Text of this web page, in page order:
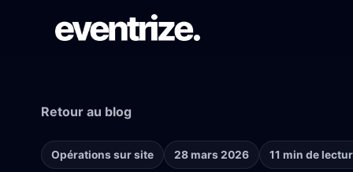
PARCOURS DE LANCEMENT
Formulaires, tarifs, paiements et
confirmations.
Retour au blog
Opérations sur site 28 mars 2026 11 min de